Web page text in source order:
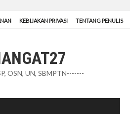
KEBIJAKAN PRIVASI TENTANG PENULIS
OSN, UN, SBMPTN-------